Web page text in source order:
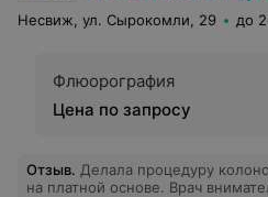
Несвиж, ул. Сырокомли, 29 до
Флюорография
Цена по запросу
Отзыв. Делала процедуру
на платной основе. Врач